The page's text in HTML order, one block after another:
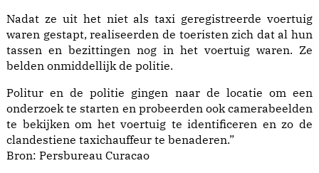
Nadat ze uit het niet als taxi geregistreerde voertuig
waren gestapt, realiseerden de toeristen zich dat al hun
tassen en bezittingen nog in het voertuig waren. Ze
belden onmiddellijk de politie.
Politur en de politie gingen naar de locatie om een
onderzoek te starten en probeerden ook camerabeelden
te bekijken om het voertuig te identificeren en zo de
clandestiene taxichauffeur te benaderen.”
Bron: Persbureau Curacao